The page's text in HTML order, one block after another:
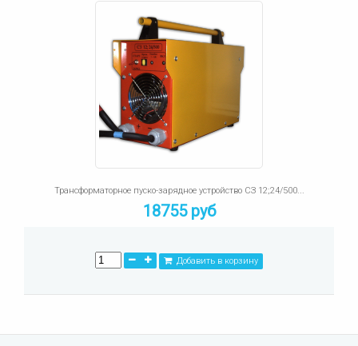
Трансформаторное пуско-зарядное устройство СЗ 12;24/500...
18755 руб
Добавить в корзину